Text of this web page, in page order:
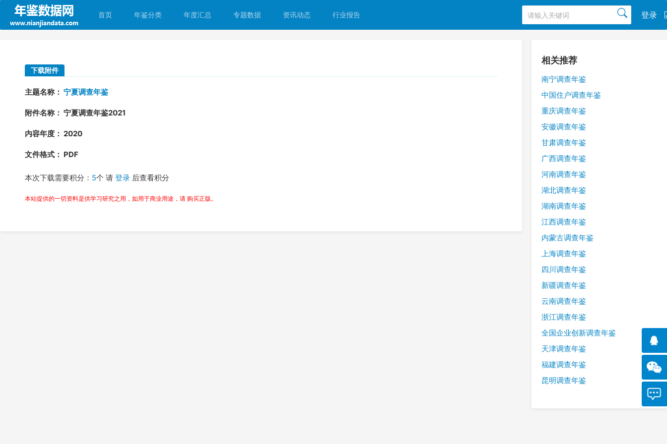
登录
首页 年鉴分类 年度汇总 专题数据 资讯动态 行业报告
下载附件
主题名称： 宁夏调查年鉴
附件名称： 宁夏调查年鉴2021
内容年度： 2020
文件格式： PDF
本次下载需要积分： 5个 请 登录 后查看积分
本站提供的一切资料是供学习研究之用，如用于商业用途，请 购买正版。
相关推荐
南宁调查年鉴
中国住户调查年鉴
重庆调查年鉴
安徽调查年鉴
甘肃调查年鉴
广西调查年鉴
河南调查年鉴
湖北调查年鉴
湖南调查年鉴
江西调查年鉴
内蒙古调查年鉴
上海调查年鉴
四川调查年鉴
新疆调查年鉴
云南调查年鉴
浙江调查年鉴
全国企业创新调查年鉴
天津调查年鉴
福建调查年鉴
昆明调查年鉴